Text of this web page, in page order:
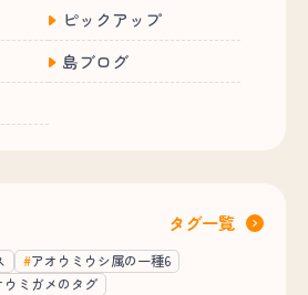
ピックアップ
島ブログ
タグ一覧
アオウミウシ属の一種6
ウミガメのタグ